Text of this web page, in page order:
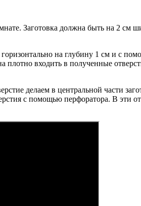
Заготовка должна быть на 2
на глубину 1 см и с
плотно входить в полученные
делаем в центральной части
с помощью перфоратора. В эти